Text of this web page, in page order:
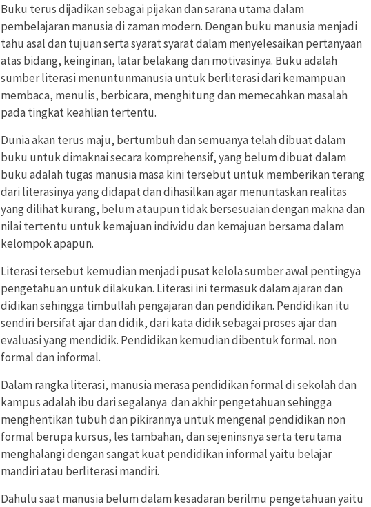
Buku terus dijadikan sebagai pijakan dan sarana utama dalam
pembelajaran manusia di zaman modern. Dengan buku manusia menjadi
tahu asal dan tujuan serta syarat syarat dalam menyelesaikan pertanyaan
atas bidang, keinginan, latar belakang dan motivasinya. Buku adalah
sumber literasi menuntunmanusia untuk berliterasi dari kemampuan
membaca, menulis, berbicara, menghitung dan memecahkan masalah
pada tingkat keahlian tertentu.
Dunia akan terus maju, bertumbuh dan semuanya telah dibuat dalam
buku untuk dimaknai secara komprehensif, yang belum dibuat dalam
buku adalah tugas manusia masa kini tersebut untuk memberikan terang
dari literasinya yang didapat dan dihasilkan agar menuntaskan realitas
yang dilihat kurang, belum ataupun tidak bersesuaian dengan makna dan
nilai tertentu untuk kemajuan individu dan kemajuan bersama dalam
kelompok apapun.
Literasi tersebut kemudian menjadi pusat kelola sumber awal pentingya
pengetahuan untuk dilakukan. Literasi ini termasuk dalam ajaran dan
didikan sehingga timbullah pengajaran dan pendidikan. Pendidikan itu
sendiri bersifat ajar dan didik, dari kata didik sebagai proses ajar dan
evaluasi yang mendidik. Pendidikan kemudian dibentuk formal. non
formal dan informal.
Dalam rangka literasi, manusia merasa pendidikan formal di sekolah dan
kampus adalah ibu dari segalanya dan akhir pengetahuan sehingga
menghentikan tubuh dan pikirannya untuk mengenal pendidikan non
formal berupa kursus, les tambahan, dan sejeninsnya serta terutama
menghalangi dengan sangat kuat pendidikan informal yaitu belajar
mandiri atau berliterasi mandiri.
Dahulu saat manusia belum dalam kesadaran berilmu pengetahuan yaitu